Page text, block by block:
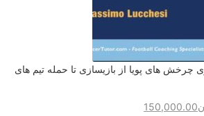
چرخش های پویا از بازیسازی تا حمله تیم های
150,000.00